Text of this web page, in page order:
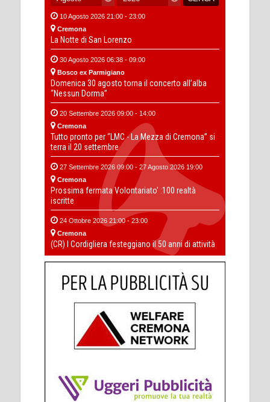
10 Agosto 2026 21:00 - 23:00
Cremona
La Notte di San Lorenzo
30 Agosto 2026 06:38 - 09:00
Bosco ex Parmigiano
Domenica 30 agosto torna il concerto all’alba
“Nessun Dorma”
20 Settembre 2026 09:00 - 14:00
Cremona
Tutto pronto per “LMC - La Mezza di Cremona” si
terra il 20 settembre
27 Settembre 2026 09:00 - 27 Agosto 2026 19:00
Cremona
Prossima fermata Volontariato' :100 realtà
iscritte
24 Ottobre 2026 21:00 - 23:00
Cremona
(CR) I Cordigliera festeggiano il 50 anni di attività